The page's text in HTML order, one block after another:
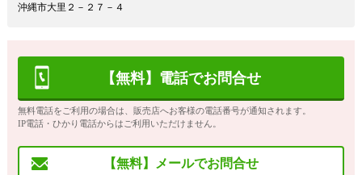
沖縄市大里２－２７－４
【無料】電話でお問合せ
無料電話をご利用の場合は、販売店へお客様の電話番号が通知されます。
IP電話・ひかり電話からはご利用いただけません。
【無料】メールでお問合せ